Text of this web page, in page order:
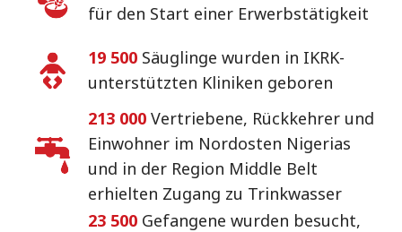
für den Start einer Erwerbstätigkeit
19 500 Säuglinge wurden in IKRK-
unterstützten Kliniken geboren
213 000 Vertriebene, Rückkehrer und
Einwohner im Nordosten Nigerias
und in der Region Middle Belt
erhielten Zugang zu Trinkwasser
23 500 Gefangene wurden besucht,